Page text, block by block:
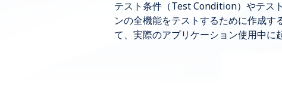
テスト条件（Test Condition）やテス
ンの全機能をテストするために作成
て、実際のアプリケーション使用中に